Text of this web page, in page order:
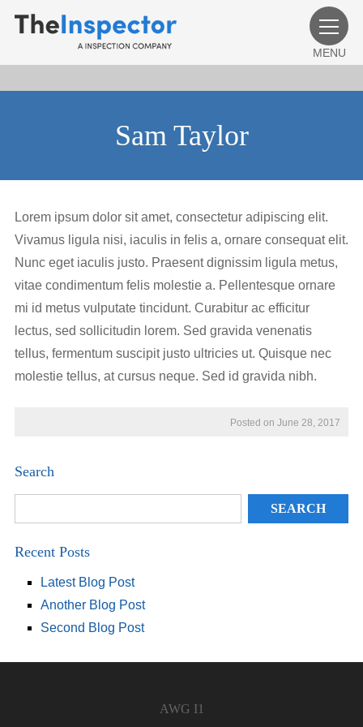
MENU
Sam Taylor
Lorem ipsum dolor sit amet, consectetur adipiscing elit.
Vivamus ligula nisi, iaculis in felis a, ornare consequat elit.
Nunc eget iaculis justo. Praesent dignissim ligula metus,
vitae condimentum felis molestie a. Pellentesque ornare
mi id metus vulputate tincidunt. Curabitur ac efficitur
lectus, sed sollicitudin lorem. Sed gravida venenatis
tellus, fermentum suscipit justo ultricies ut. Quisque nec
molestie tellus, at cursus neque. Sed id gravida nibh.
Posted on June 28, 2017
Search
Recent Posts
Latest Blog Post
Another Blog Post
Second Blog Post
AWG I1